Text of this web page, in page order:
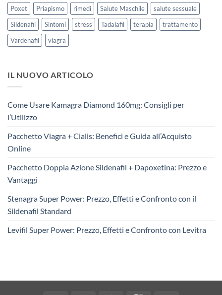
Poxet
Priapismo rimedi Salute Maschile
salute sessuale
Sildenafil
Sintomi stress Tadalafil terapia
trattamento
Vardenafil
viagra
IL NUOVO ARTICOLO
Come Usare Kamagra Diamond 160mg: Consigli per
l’Utilizzo
Pacchetto Viagra + Cialis: Benefici e Guida all’Acquisto
Online
Pacchetto Doppia Azione Sildenafil + Dapoxetina: Prezzo e
Vantaggi
Stenagra Super Power: Prezzo, Effetti e Confronto con il
Sildenafil Standard
Levifil Super Power: Prezzo, Effetti e Confronto con Levitra